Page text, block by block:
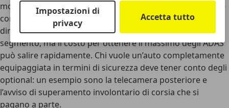
Impostazioni di
privacy
Accetta tutto
molteplici airbag, oltre a sistemi di ritenuta avanzati. Tra le
compatte, a prescindere dal segmento premium, la A1 si
dimostra ancora oggi una delle vetture più sicure del suo
segmento, ma il costo per ottenere il massimo degli ADAS
può salire rapidamente. Chi vuole un’auto completamente
equipaggiata in termini di sicurezza deve tener conto degli
optional: un esempio sono la telecamera posteriore e
l’avviso di superamento involontario di corsia che si
pagano a parte.